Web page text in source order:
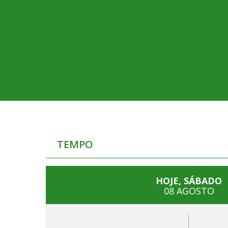
TEMPO
HOJE, SÁBADO
08 AGOSTO